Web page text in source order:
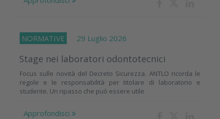
NORMATIVE 29 Luglio 2026
Stage nei laboratori odontotecnici
Focus sulle novità del Decreto Sicurezza. ANTLO ricorda le
regole e le responsabilità per titolare di laboratorio e
studente. Un ripasso che può essere utile
Approfondisci